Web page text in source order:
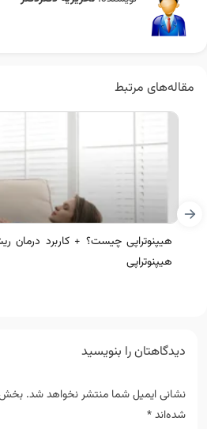
مقاله‌های مرتبط
هیپنوتراپی چیست؟ + کاربرد درمان
هیپنوتراپی
دیدگاهتان را بنویسید
نشانی ایمیل شما منتشر نخواهد شد.
شده‌اند*